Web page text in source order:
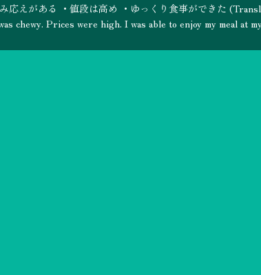
応えがある ・値段は高め ・ゆっくり食事ができた
chewy. Prices were high. I was able to enjoy my meal at